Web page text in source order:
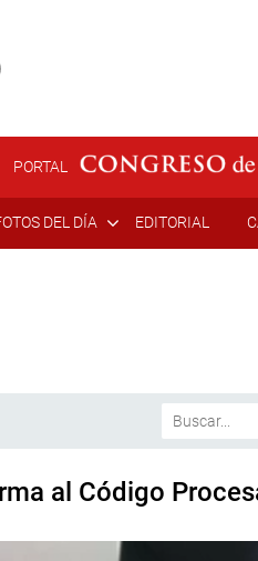
PORTAL
DEL DÍA EDITORIAL
al Código